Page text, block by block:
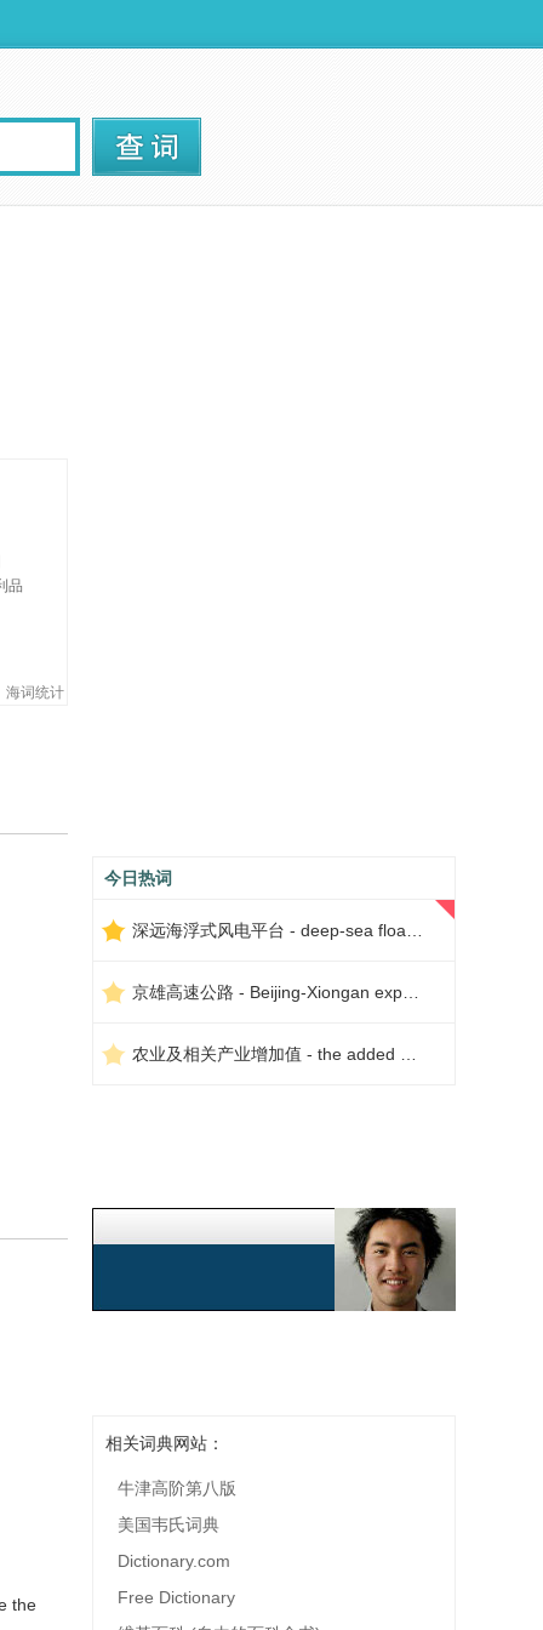
海词统计
品
the
今日热词
相关词典网站：
牛津高阶第八版
美国韦氏词典
Dictionary.com
Free Dictionary